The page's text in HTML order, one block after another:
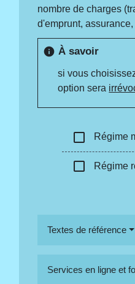
nombre de charges
d'emprunt, assurance,
info À savoir
si vous
option sera
check_box_outline_blank Régime
check_box_outline_blank Régime
Textes de référence
Services en ligne et